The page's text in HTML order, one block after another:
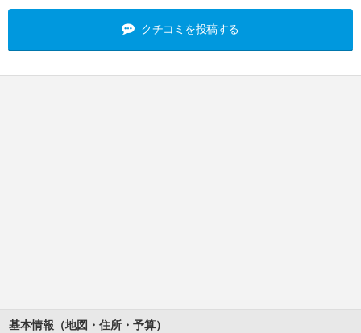
クチコミを投稿する
基本情報（地図・住所・予算）